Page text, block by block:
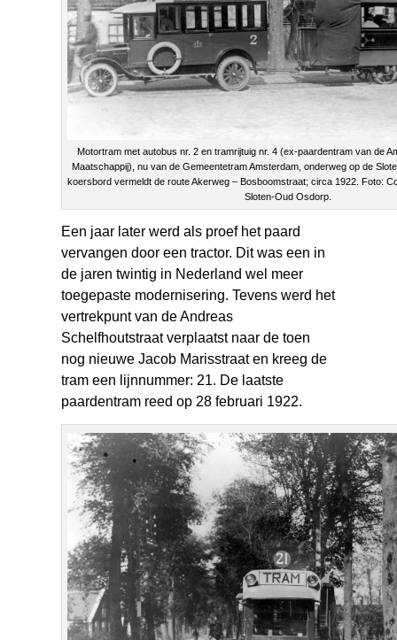
Motortram met autobus nr. 2 en tramrijtuig nr. 4 (ex-paardentram van de
Maatschappij), nu van de Gemeentetram Amsterdam, onderweg op de
koersbord vermeldt de route Akerweg – Bosboomstraat; circa 1922. Foto:
Sloten-Oud Osdorp.
Een jaar later werd als proef het paard
vervangen door een tractor. Dit was een in
de jaren twintig in Nederland wel meer
toegepaste modernisering. Tevens werd het
vertrekpunt van de Andreas
Schelfhoutstraat verplaatst naar de toen
nog nieuwe Jacob Marisstraat en kreeg de
tram een lijnnummer: 21. De laatste
paardentram reed op 28 februari 1922.